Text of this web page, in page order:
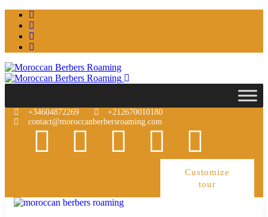
+34604872269
+212670010180
contact@moroccanberbersroaming.com
Customize
tour